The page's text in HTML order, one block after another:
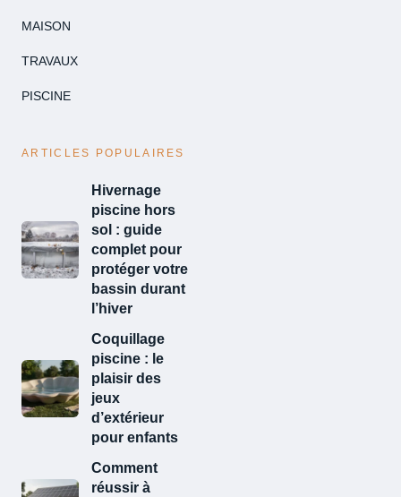
MAISON
TRAVAUX
PISCINE
ARTICLES POPULAIRES
Hivernage
piscine hors
sol : guide
complet pour
protéger votre
bassin durant
l’hiver
Coquillage
piscine : le
plaisir des
jeux
d’extérieur
pour enfants
Comment
réussir à